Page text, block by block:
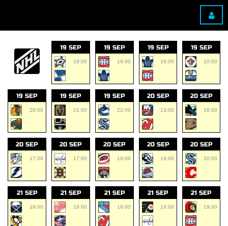
19 SEP
19:00
19 SEP
19:00
19 SEP
19:00
19 SEP
20:00
19 SEP
20:00
19 SEP
21:00
19 SEP
22:00
20 SEP
13:00
20 SEP
16:00
20 SEP
17:00
20 SEP
17:00
20 SEP
19:00
20 SEP
19:00
20 SEP
20:00
21 SEP
19:00
21 SEP
19:00
21 SEP
19:00
21 SEP
19:00
21 SEP
19:00